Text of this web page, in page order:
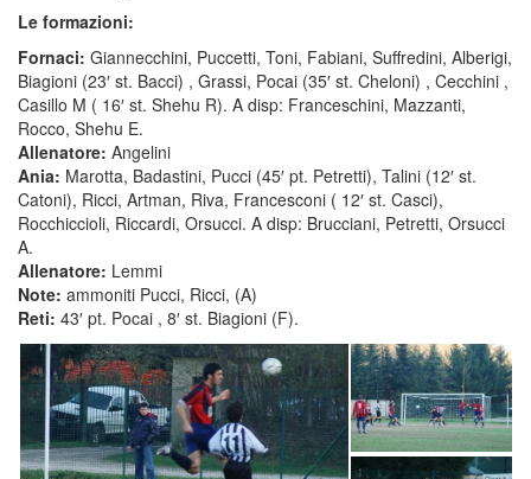
Le formazioni:
Fornaci: Giannecchini, Puccetti, Toni, Fabiani, Suffredini, Alberigi,
Biagioni (23′ st. Bacci) , Grassi, Pocai (35′ st. Cheloni) , Cecchini ,
Casillo M ( 16′ st. Shehu R). A disp: Franceschini, Mazzanti,
Rocco, Shehu E.
Allenatore: Angelini
Ania: Marotta, Badastini, Pucci (45′ pt. Petretti), Talini (12′ st.
Catoni), Ricci, Artman, Riva, Francesconi ( 12′ st. Casci),
Rocchiccioli, Riccardi, Orsucci. A disp: Brucciani, Petretti, Orsucci
A.
Allenatore: Lemmi
Note: ammoniti Pucci, Ricci, (A)
Reti: 43′ pt. Pocai , 8′ st. Biagioni (F).